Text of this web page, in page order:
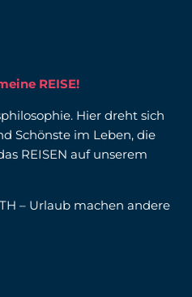
REISE!
Hier dreht sich
Schönste im Leben, die
REISEN auf unserem
– Urlaub machen andere